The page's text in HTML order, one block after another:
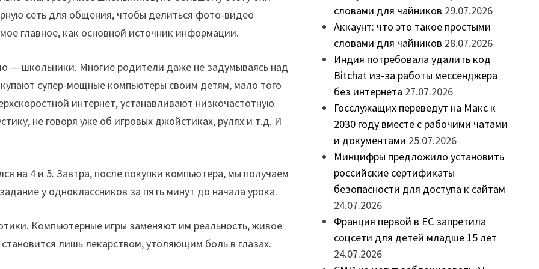
сеть для общения, чтобы делиться фото-видео
главное, как основной источник информации.
— школьники. Многие родители даже не задумываясь над
супер-мощные компьютеры своим детям, мало того
интернет, устанавливают низкочастотную
не говоря уже об игровых джойстиках, рулях и т.д. И
на 4 и 5. Завтра, после покупки компьютера, мы получаем
у одноклассников за пять минут до начала урока.
Компьютерные игры заменяют им реальность, живое
лишь лекарством, утоляющим боль в глазах.
словами для чайников 29.07.2026
Аккаунт: что это такое простыми
словами для чайников 28.07.2026
Индия потребовала удалить код
Bitchat из-за работы мессенджера
без интернета 27.07.2026
Госслужащих переведут на Макс к
2030 году вместе с рабочими чатами
и документами 25.07.2026
Минцифры предложило установить
российские сертификаты
безопасности для доступа к сайтам
24.07.2026
Франция первой в ЕС запретила
соцсети для детей младше 15 лет
24.07.2026